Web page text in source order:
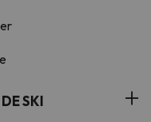
SKI